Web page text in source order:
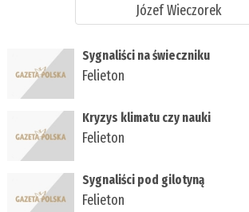
Józef Wieczorek
Sygnaliści na świeczniku
Felieton
Kryzys klimatu czy nauki
Felieton
Sygnaliści pod gilotyną
Felieton